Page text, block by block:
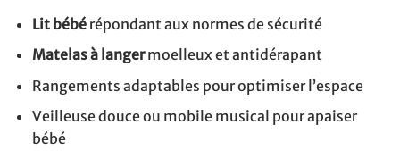
Lit bébérépondant aux normes de sécurité
Matelas à langermoelleux et antidérapant
Rangements adaptables pour optimiser l’espace
Veilleuse douce ou mobile musical pour apaiser
bébé